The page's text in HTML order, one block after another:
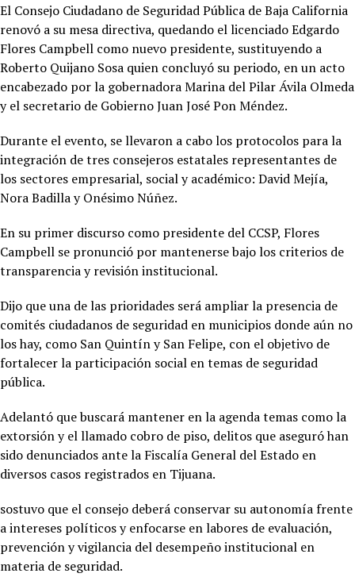
El Consejo Ciudadano de Seguridad Pública de Baja California
renovó a su mesa directiva, quedando el licenciado Edgardo
Flores Campbell como nuevo presidente, sustituyendo a
Roberto Quijano Sosa quien concluyó su periodo, en un acto
encabezado por la gobernadora Marina del Pilar Ávila Olmeda
y el secretario de Gobierno Juan José Pon Méndez.
Durante el evento, se llevaron a cabo los protocolos para la
integración de tres consejeros estatales representantes de
los sectores empresarial, social y académico: David Mejía,
Nora Badilla y Onésimo Núñez.
En su primer discurso como presidente del CCSP, Flores
Campbell se pronunció por mantenerse bajo los criterios de
transparencia y revisión institucional.
Dijo que una de las prioridades será ampliar la presencia de
comités ciudadanos de seguridad en municipios donde aún no
los hay, como San Quintín y San Felipe, con el objetivo de
fortalecer la participación social en temas de seguridad
pública.
Adelantó que buscará mantener en la agenda temas como la
extorsión y el llamado cobro de piso, delitos que aseguró han
sido denunciados ante la Fiscalía General del Estado en
diversos casos registrados en Tijuana.
sostuvo que el consejo deberá conservar su autonomía frente
a intereses políticos y enfocarse en labores de evaluación,
prevención y vigilancia del desempeño institucional en
materia de seguridad.